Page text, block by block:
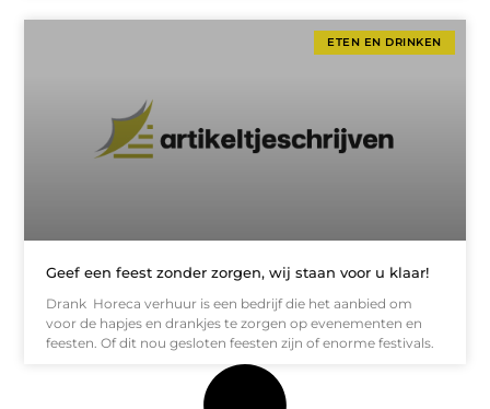
ETEN EN DRINKEN
Geef een feest zonder zorgen, wij staan voor u klaar!
Drank Horeca verhuur is een bedrijf die het aanbied om
voor de hapjes en drankjes te zorgen op evenementen en
feesten. Of dit nou gesloten feesten zijn of enorme festivals.